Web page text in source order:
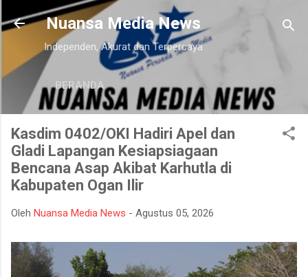
Langsung ke konten utama
Nuansa Media News
Independen, Akurat dan Terpercaya
BERANDA
Kasdim 0402/OKI Hadiri Apel dan
Gladi Lapangan Kesiapsiagaan
Bencana Asap Akibat Karhutla di
Kabupaten Ogan Ilir
Oleh Nuansa Media News - Agustus 05, 2026